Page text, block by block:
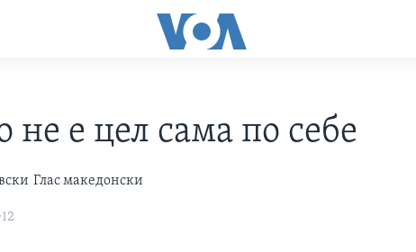
не е цел сама по себе
Глас македонски